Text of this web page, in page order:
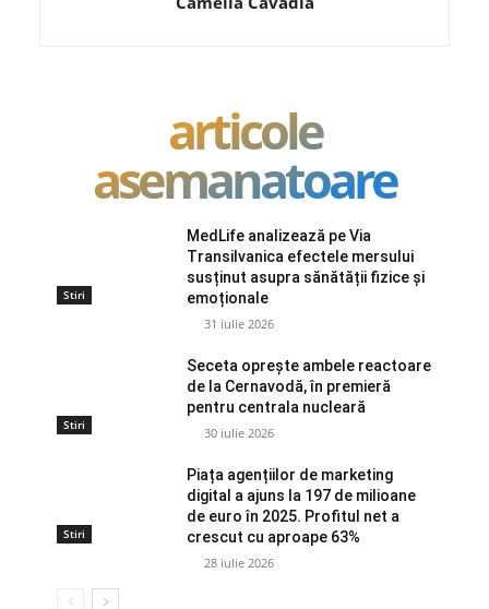
articole
asemanatoare
Stiri
MedLife analizează pe Via
Transilvanica efectele mersului
susținut asupra sănătății fizice și
emoționale
31 iulie 2026
Stiri
Seceta oprește ambele reactoare
de la Cernavodă, în premieră
pentru centrala nucleară
30 iulie 2026
Stiri
Piața agențiilor de marketing
digital a ajuns la 197 de milioane
de euro în 2025. Profitul net a
crescut cu aproape 63%
28 iulie 2026